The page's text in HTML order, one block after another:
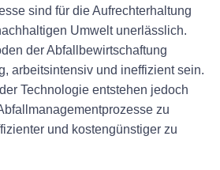
sind für die Aufrechterhaltung
Umwelt unerlässlich.
der Abfallbewirtschaftung
arbeitsintensiv und ineffizient sein.
Technologie entstehen jedoch
zu
und kostengünstiger zu